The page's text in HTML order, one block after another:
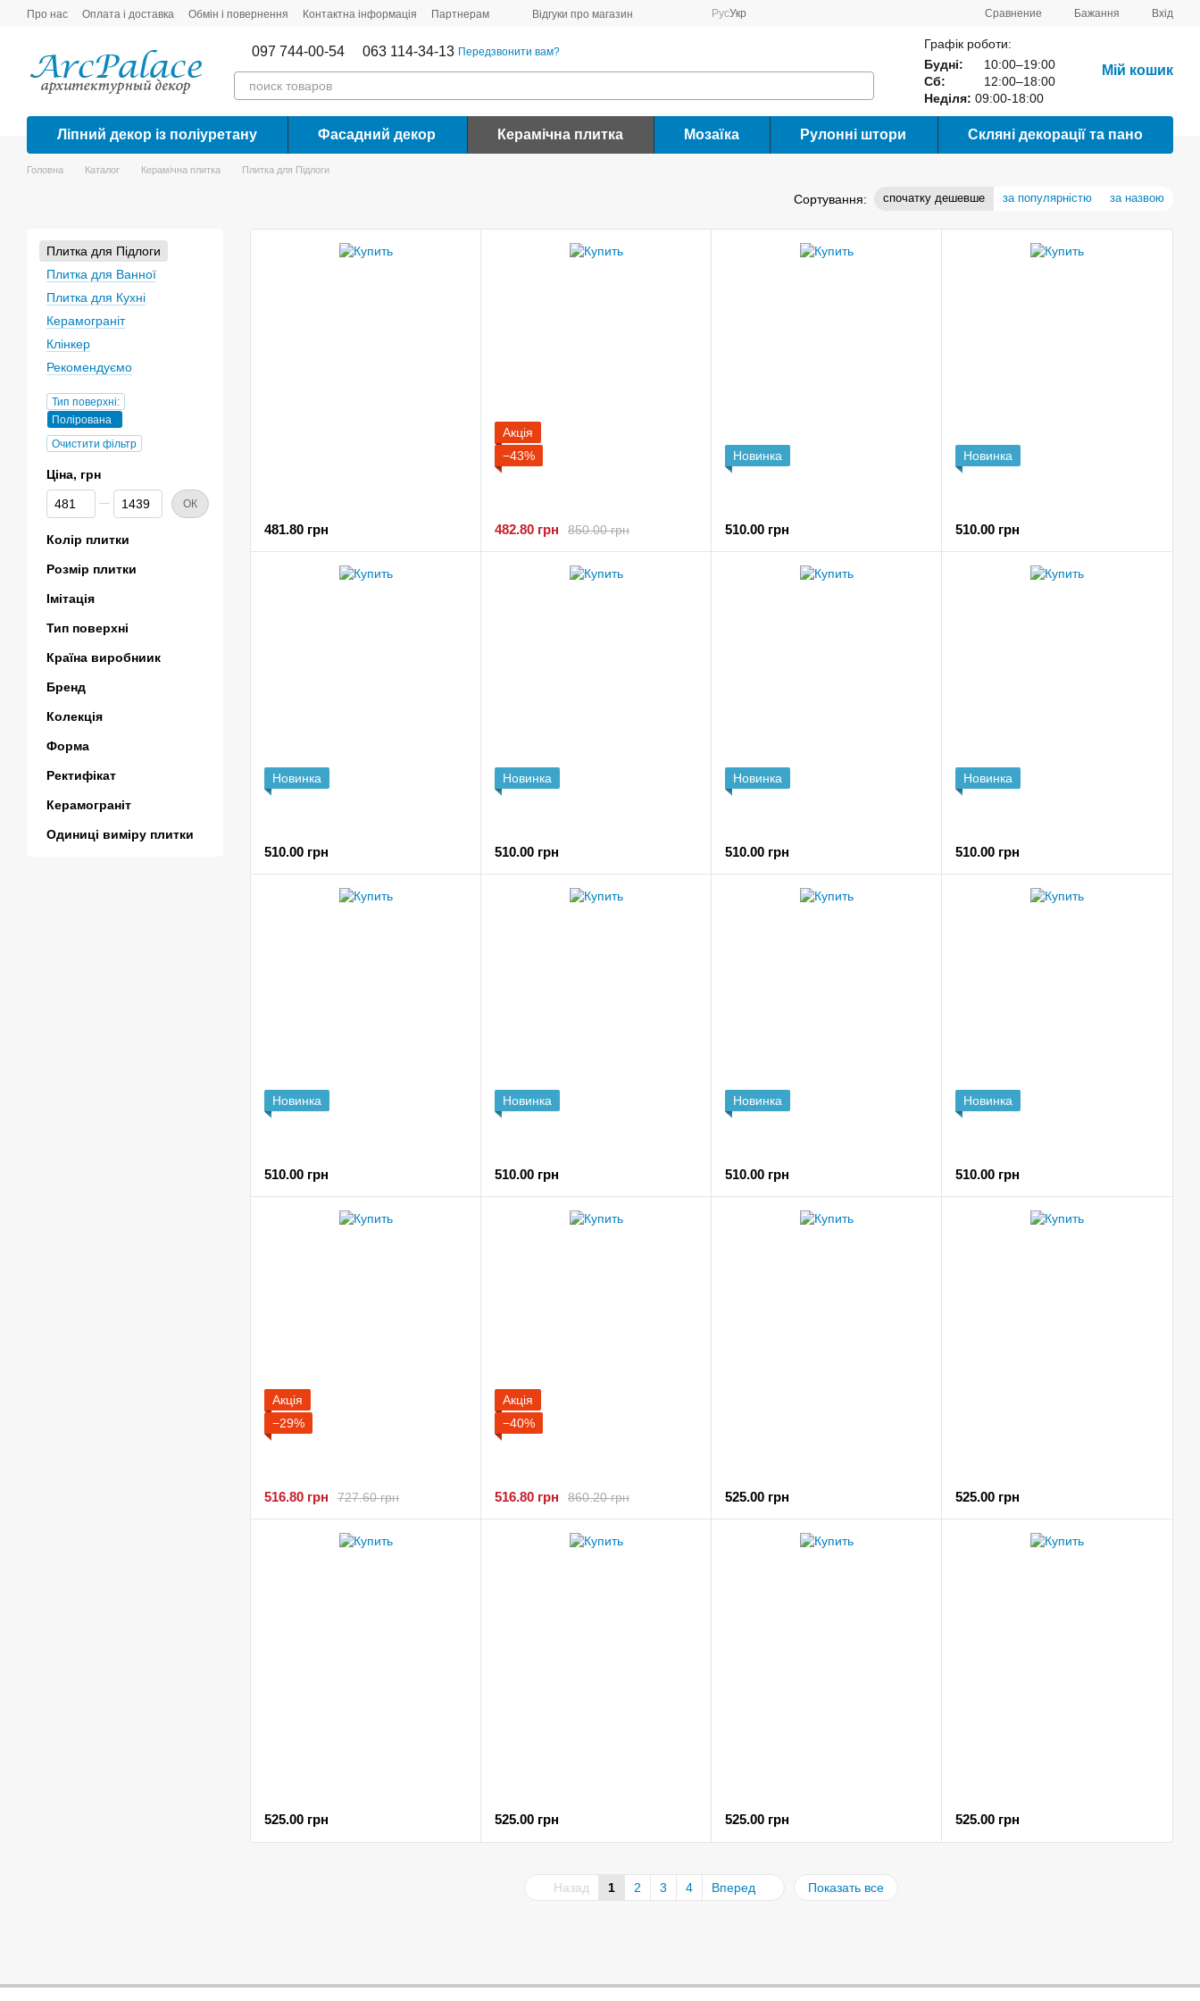
Перейти до основного контенту
Про нас Оплата і доставка Обмін і повернення Контактна інформація Партнерам Відгуки про магазин РусУкр Сравнение Бажання Вхід
097 744-00-54 063 114-34-13 Передзвонити вам?
Графік роботи:
Будні:
10:00–19:00
Сб:
12:00–18:00
Неділя: 09:00-18:00
Мій кошик
Ліпний декор із поліуретану Фасадний декор Керамічна плитка Мозаїка Рулонні штори Скляні декорації та пано
Головна Каталог Керамічна плитка Плитка для Підлоги
Сортування: спочатку дешевше за популярністю за назвою
481.80 грн
Акція
−43%
850.00 грн
482.80 грн
Новинка
510.00 грн
Новинка
510.00 грн
Новинка
510.00 грн
Новинка
510.00 грн
Новинка
510.00 грн
Новинка
510.00 грн
Новинка
510.00 грн
Новинка
510.00 грн
Новинка
510.00 грн
Новинка
510.00 грн
Акція
−29%
727.60 грн
516.80 грн
Акція
−40%
860.20 грн
516.80 грн 525.00 грн 525.00 грн
525.00 грн 525.00 грн 525.00 грн 525.00 грн
Назад 1 2 3 4 Вперед Показать все
Плитка для Підлоги
Плитка для Ванної
Плитка для Кухні
Керамограніт
Клінкер
Рекомендуємо
Тип поверхні:
Полірована
Очистити фільтр
Ціна, грн
Від Ціна, грн
До Ціна, грн ОК
Колір плитки
Розмір плитки
Імітація
Тип поверхні
Країна виробниик
Бренд
Колекція
Форма
Ректифікат
Керамограніт
Одиниці виміру плитки